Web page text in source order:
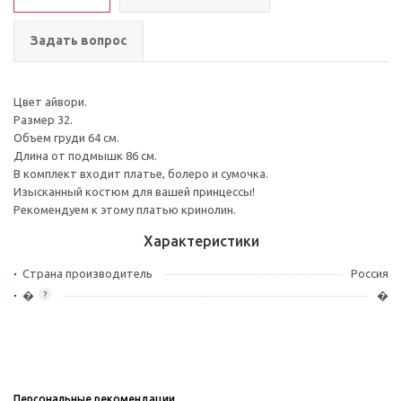
Задать вопрос
Цвет айвори.
Размер 32.
Объем груди 64 см.
Длина от подмышк 86 см.
В комплект входит платье, болеро и сумочка.
Изысканный костюм для вашей принцессы!
Рекомендуем к этому платью кринолин.
Характеристики
Страна производитель Россия
?
� �